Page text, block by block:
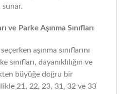
sunar.
ve Parke Aşınma Sınıfları
aşınma sınıflarını
dayanıklılığın ve
büyüğe doğru bir
21, 22, 23, 31, 32 ve 33